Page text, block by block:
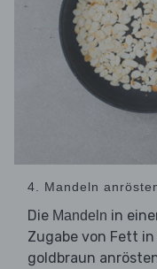
4. Mandeln
Die Mandeln in
Zugabe von Fett
goldbraun